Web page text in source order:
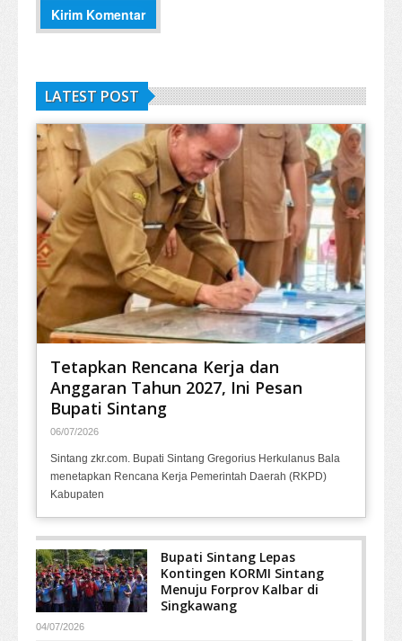
LATEST POST
Tetapkan Rencana Kerja dan
Anggaran Tahun 2027, Ini Pesan
Bupati Sintang
06/07/2026
Sintang zkr.com. Bupati Sintang Gregorius Herkulanus Bala
menetapkan Rencana Kerja Pemerintah Daerah (RKPD)
Kabupaten
Bupati Sintang Lepas
Kontingen KORMI Sintang
Menuju Forprov Kalbar di
Singkawang
04/07/2026